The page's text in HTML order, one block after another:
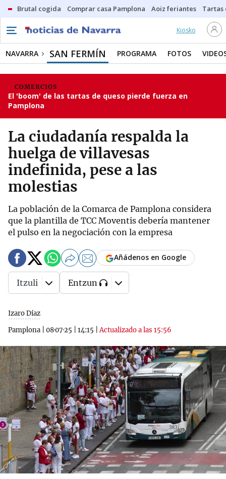
Brutal cogida Comprar casa Pamplona Aoiz feriantes Tartas
Kiosko
NAVARRA SAN FERMÍN PROGRAMA FOTOS
COMERCIOS
El 'boom' de las tartas de queso pierde fuerza en
Pamplona
La ciudadanía respalda la
huelga de villavesas
indefinida, pese a las
molestias
La población de la Comarca de Pamplona considera
que la plantilla de TCC Moventis debería mantener
el pulso en la negociación con la empresa
Izaro Díaz
Pamplona
08·07·25 14:15 |Actualizado a las 15:56
Añádenos en Google
Itzuli Entzun